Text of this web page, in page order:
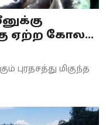
ஏற்ற கோல...
புரதசத்து மிகுந்த